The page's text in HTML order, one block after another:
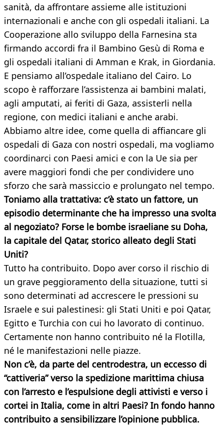
sanità, da affrontare assieme alle istituzioni
internazionali e anche con gli ospedali italiani. La
Cooperazione allo sviluppo della Farnesina sta
firmando accordi fra il Bambino Gesù di Roma e
gli ospedali italiani di Amman e Krak, in Giordania.
E pensiamo all’ospedale italiano del Cairo. Lo
scopo è rafforzare l’assistenza ai bambini malati,
agli amputati, ai feriti di Gaza, assisterli nella
regione, con medici italiani e anche arabi.
Abbiamo altre idee, come quella di affiancare gli
ospedali di Gaza con nostri ospedali, ma vogliamo
coordinarci con Paesi amici e con la Ue sia per
avere maggiori fondi che per condividere uno
sforzo che sarà massiccio e prolungato nel tempo.
Toniamo alla trattativa: c’è stato un fattore, un
episodio determinante che ha impresso una svolta
al negoziato? Forse le bombe israeliane su Doha,
la capitale del Qatar, storico alleato degli Stati
Uniti?
Tutto ha contribuito. Dopo aver corso il rischio di
un grave peggioramento della situazione, tutti si
sono determinati ad accrescere le pressioni su
Israele e sui palestinesi: gli Stati Uniti e poi Qatar,
Egitto e Turchia con cui ho lavorato di continuo.
Certamente non hanno contribuito né la Flotilla,
né le manifestazioni nelle piazze.
Non c’è, da parte del centrodestra, un eccesso di
“cattiveria” verso la spedizione marittima chiusa
con l’arresto e l’espulsione degli attivisti e verso i
cortei in Italia, come in altri Paesi? In fondo hanno
contribuito a sensibilizzare l’opinione pubblica.